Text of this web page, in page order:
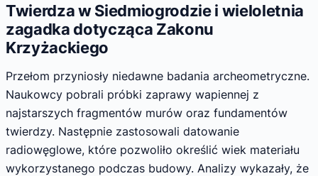
Twierdza w Siedmiogrodzie i wieloletnia
zagadka dotycząca Zakonu
Krzyżackiego
Przełom przyniosły niedawne badania archeometryczne.
Naukowcy pobrali próbki zaprawy wapiennej z
najstarszych fragmentów murów oraz fundamentów
twierdzy. Następnie zastosowali datowanie
radiowęglowe, które pozwoliło określić wiek materiału
wykorzystanego podczas budowy. Analizy wykazały, że